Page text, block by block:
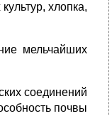
хлопка,
мельчайших
соединений
почвы